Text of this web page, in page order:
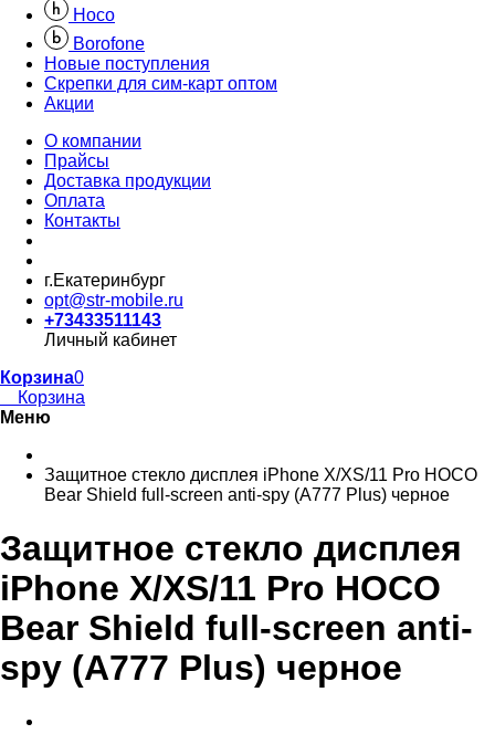
Hoco
Borofone
Новые поступления
Скрепки для сим-карт оптом
Акции
О компании
Прайсы
Доставка продукции
Оплата
Контакты
г.Екатеринбург
opt@str-mobile.ru
+73433511143
Личный кабинет
Корзина0
Корзина
Меню
Защитное стекло дисплея iPhone X/XS/11 Pro HOCO
Bear Shield full-screen anti-spy (A777 Plus) черное
Защитное стекло дисплея
iPhone X/XS/11 Pro HOCO
Bear Shield full-screen anti-
spy (A777 Plus) черное